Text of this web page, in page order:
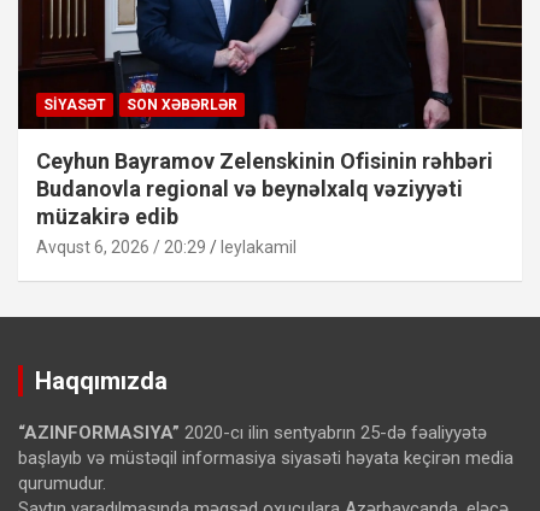
SIYASƏT SON XƏBƏRLƏR
Ceyhun Bayramov Zelenskinin Ofisinin rəhbəri
Budanovla regional və beynəlxalq vəziyyəti
müzakirə edib
Avqust 6, 2026 / 20:29 leylakamil
Haqqımızda
“AZINFORMASIYA” 2020-cı ilin sentyabrın 25-də fəaliyyətə
başlayıb və müstəqil informasiya siyasəti həyata keçirən media
qurumudur.